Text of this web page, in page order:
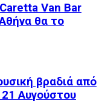
Van Bar
θα το
βραδιά από
Αυγούστου